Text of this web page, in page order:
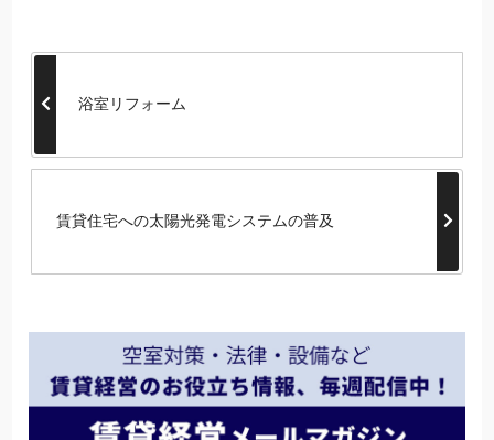
浴室リフォーム
賃貸住宅への太陽光発電システムの普及